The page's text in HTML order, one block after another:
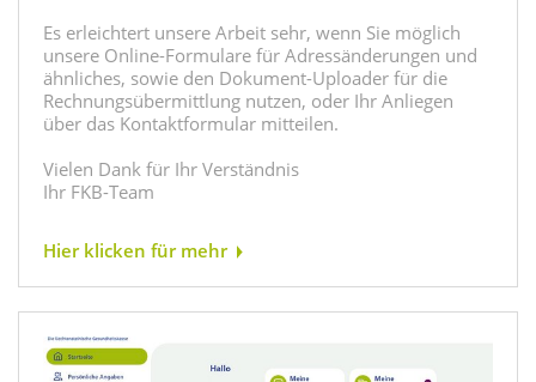
Es erleichtert unsere Arbeit sehr, wenn Sie möglich
unsere Online-Formulare für Adressänderungen und
ähnliches, sowie den Dokument-Uploader für die
Rechnungsübermittlung nutzen, oder Ihr Anliegen
über das Kontaktformular mitteilen.
Vielen Dank für Ihr Verständnis
Ihr FKB-Team
Hier klicken für mehr